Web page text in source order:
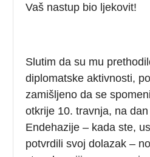
Vaš nastup bio ljekovit!
Slutim da su mu
diplomatske aktivnosti,
zamišljeno da se
otkrije 10. travnja, na
Endehazije – kada ste,
potvrdili svoj dolazak –